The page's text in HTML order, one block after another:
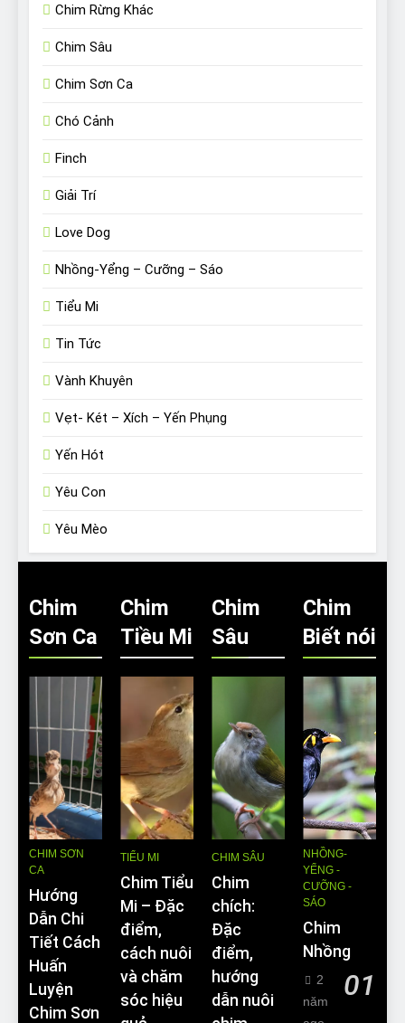
Chim Rừng Khác
Chim Sâu
Chim Sơn Ca
Chó Cảnh
Finch
Giải Trí
Love Dog
Nhồng-Yểng – Cưỡng – Sáo
Tiểu Mi
Tin Tức
Vành Khuyên
Vẹt- Két – Xích – Yến Phụng
Yến Hót
Yêu Con
Yêu Mèo
Chim
Sơn Ca
CHIM SƠN
CA
Hướng
Dẫn Chi
Tiết Cách
Huấn
Luyện
Chim Sơn
Chim
Tiều Mi
TIỂU MI
Chim Tiểu
Mi – Đặc
điểm,
cách nuôi
và chăm
sóc hiệu
Chim
Sâu
CHIM SÂU
Chim
chích:
Đặc
điểm,
hướng
dẫn nuôi
Chim
Biết nói
NHỒNG-
YỂNG -
CƯỠNG -
SÁO
Chim
Nhồng
01
2
năm